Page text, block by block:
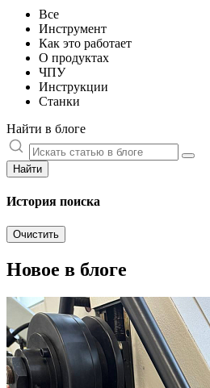
Все
Инструмент
Как это работает
О продуктах
ЧПУ
Инструкции
Станки
Найти в блоге
Найти
История поиска
Очистить
Новое в блоге